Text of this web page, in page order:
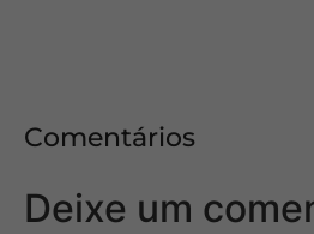
Comentários
Deixe um